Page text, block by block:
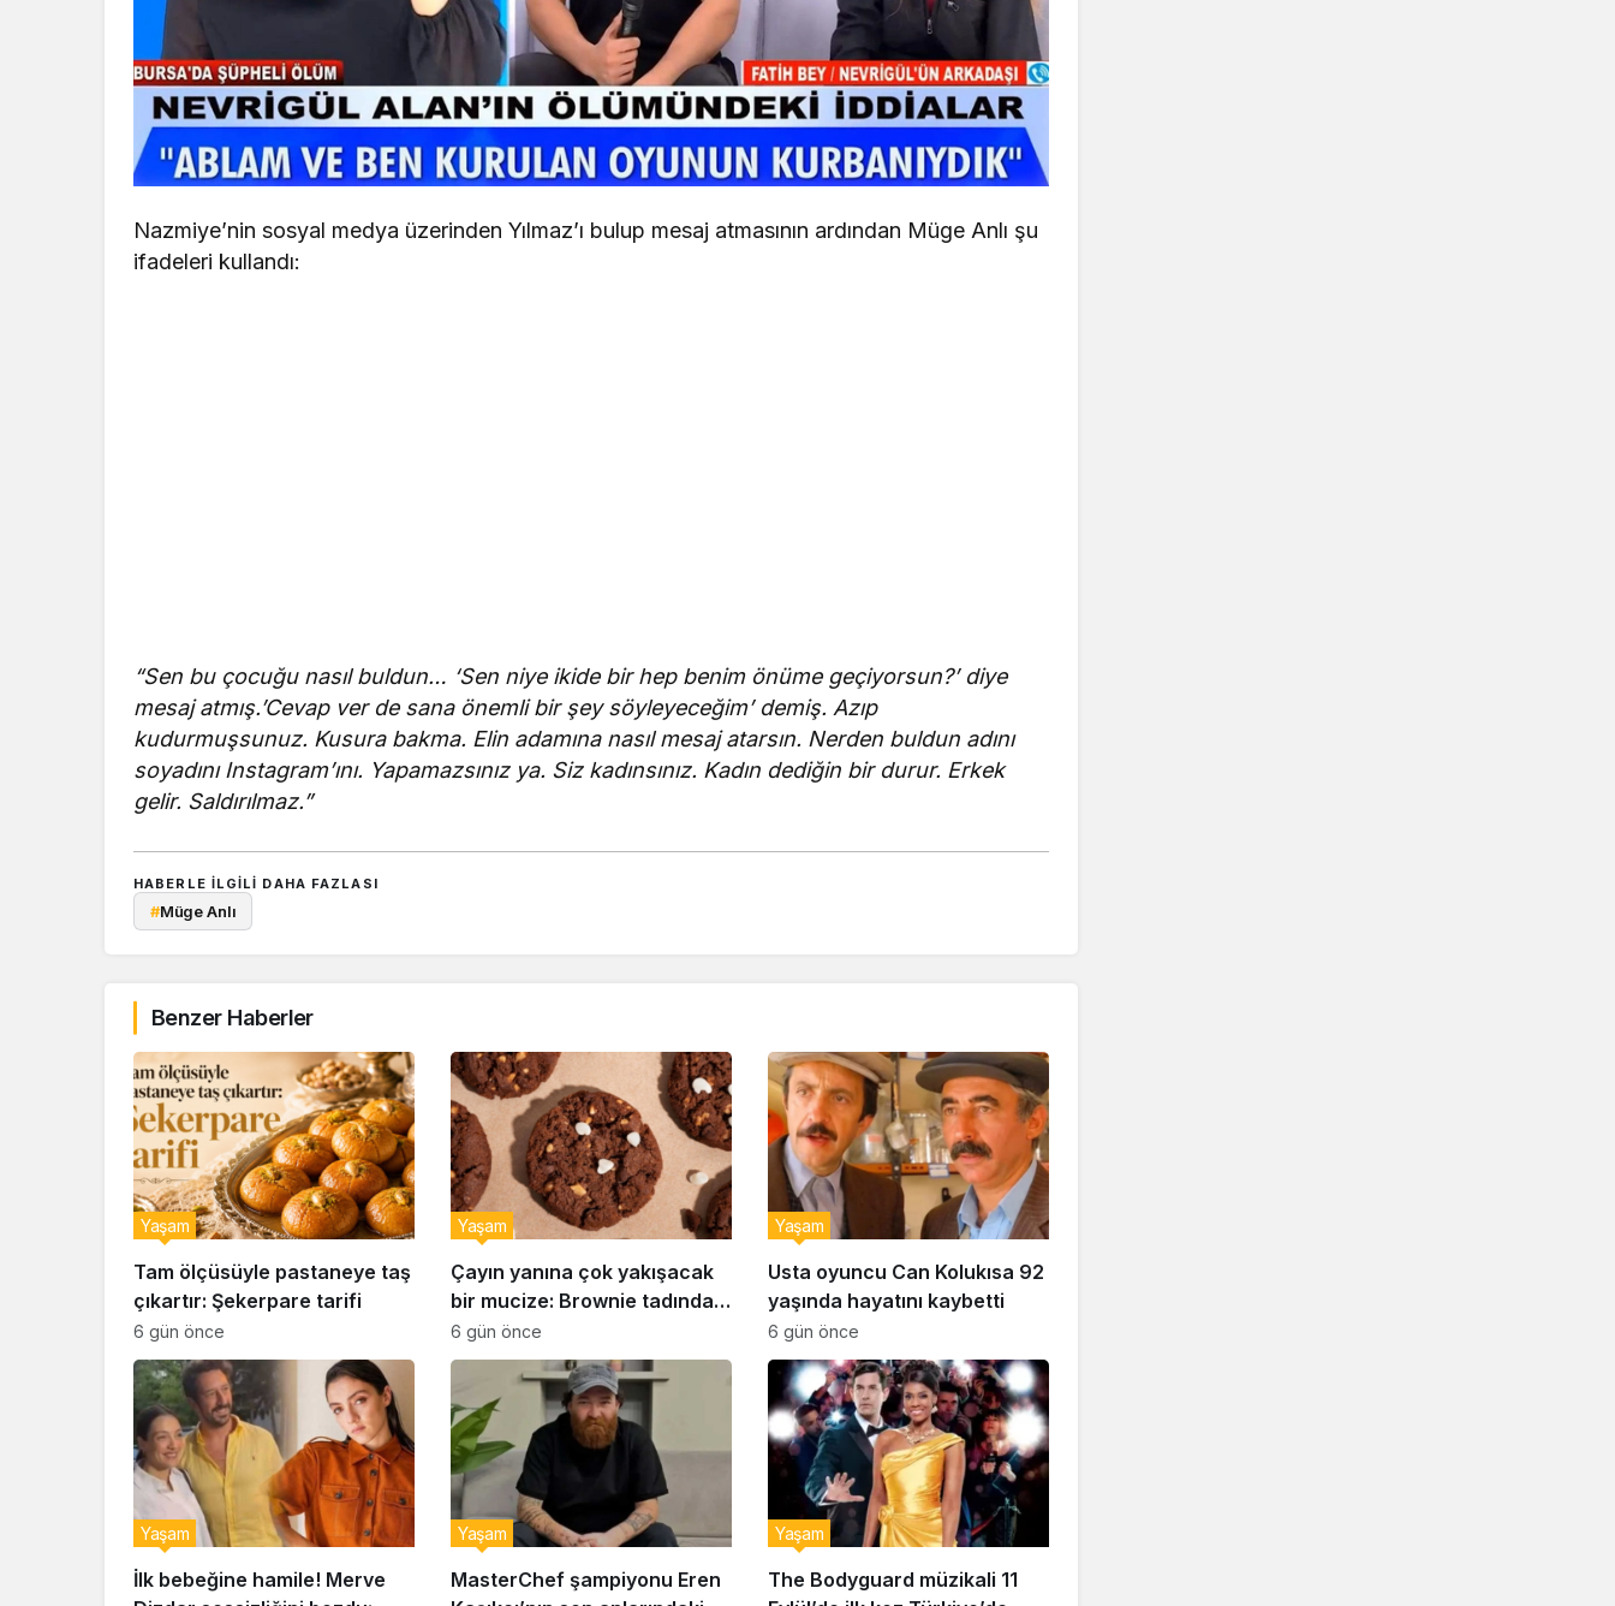
Nazmiye’nin sosyal medya üzerinden Yılmaz’ı bulup mesaj atmasının ardından Müge Anlı şu
ifadeleri kullandı:
“Sen bu çocuğu nasıl buldun… ‘Sen niye ikide bir hep benim önüme geçiyorsun?’ diye
mesaj atmış.’Cevap ver de sana önemli bir şey söyleyeceğim’ demiş. Azıp
kudurmuşsunuz. Kusura bakma. Elin adamına nasıl mesaj atarsın. Nerden buldun adını
soyadını Instagram’ını. Yapamazsınız ya. Siz kadınsınız. Kadın dediğin bir durur. Erkek
gelir. Saldırılmaz.”
HABERLE ILGILI DAHA FAZLASI
#Müge Anlı
Benzer Haberler
Tam ölçüsüyle pastaneye taş
çıkartır: Şekerpare tarifi
Yaşam
6 gün önce
Çayın yanına çok yakışacak
bir mucize: Brownie tadında
ıslak kurabiye tarifi…
Yaşam
6 gün önce
Usta oyuncu Can Kolukısa 92
yaşında hayatını kaybetti
Yaşam
6 gün önce
İlk bebeğine hamile! Merve
Yaşam
MasterChef şampiyonu Eren
Yaşam
The Bodyguard müzikali 11
Yaşam